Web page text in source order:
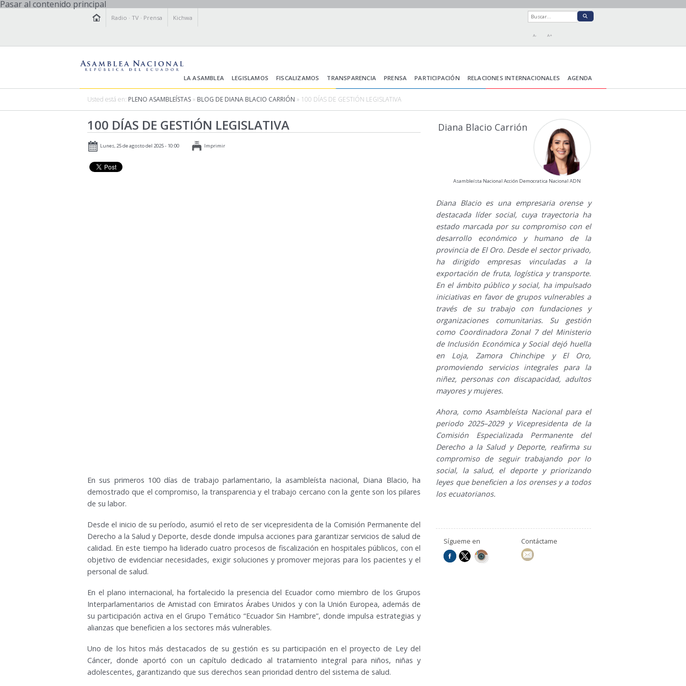
Pasar al contenido principal
Radio ·TV · Prensa Kichwa
A- A+
LA ASAMBLEA LEGISLAMOS FISCALIZAMOS TRANSPARENCIA PRENSA PARTICIPACIÓN RELACIONES INTERNACIONALES AGENDA
Usted está en: PLENO ASAMBLEÍSTAS » BLOG DE DIANA BLACIO CARRIÓN » 100 DÍAS DE GESTIÓN LEGISLATIVA
100 DÍAS DE GESTIÓN LEGISLATIVA
Lunes, 25 de agosto del 2025 - 10:00 Imprimir
En sus primeros 100 días de trabajo parlamentario, la asambleísta nacional, Diana Blacio, ha
demostrado que el compromiso, la transparencia y el trabajo cercano con la gente son los pilares
de su labor.
Desde el inicio de su período, asumió el reto de ser vicepresidenta de la Comisión Permanente del
Derecho a la Salud y Deporte, desde donde impulsa acciones para garantizar servicios de salud de
calidad. En este tiempo ha liderado cuatro procesos de fiscalización en hospitales públicos, con el
objetivo de evidenciar necesidades, exigir soluciones y promover mejoras para los pacientes y el
personal de salud.
En el plano internacional, ha fortalecido la presencia del Ecuador como miembro de los Grupos
Interparlamentarios de Amistad con Emiratos Árabes Unidos y con la Unión Europea, además de
su participación activa en el Grupo Temático “Ecuador Sin Hambre”, donde impulsa estrategias y
alianzas que beneficien a los sectores más vulnerables.
Uno de los hitos más destacados de su gestión es su participación en el proyecto de Ley del
Cáncer, donde aportó con un capítulo dedicado al tratamiento integral para niños, niñas y
adolescentes, garantizando que sus derechos sean prioridad dentro del sistema de salud.
Diana Blacio Carrión
Asambleísta Nacional Acción Democratica Nacional ADN
Diana Blacio es una empresaria orense y
destacada líder social, cuya trayectoria ha
estado marcada por su compromiso con el
desarrollo económico y humano de la
provincia de El Oro. Desde el sector privado,
ha dirigido empresas vinculadas a la
exportación de fruta, logística y transporte.
En el ámbito público y social, ha impulsado
iniciativas en favor de grupos vulnerables a
través de su trabajo con fundaciones y
organizaciones comunitarias. Su gestión
como Coordinadora Zonal 7 del Ministerio
de Inclusión Económica y Social dejó huella
en Loja, Zamora Chinchipe y El Oro,
promoviendo servicios integrales para la
niñez, personas con discapacidad, adultos
mayores y mujeres.
Ahora, como Asambleísta Nacional para el
periodo 2025–2029 y Vicepresidenta de la
Comisión Especializada Permanente del
Derecho a la Salud y Deporte, reafirma su
compromiso de seguir trabajando por lo
social, la salud, el deporte y priorizando
leyes que beneficien a los orenses y a todos
los ecuatorianos.
Sígueme en Contáctame